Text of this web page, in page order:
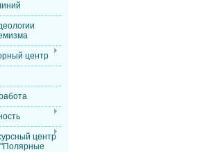
центр
центр
"Полярные